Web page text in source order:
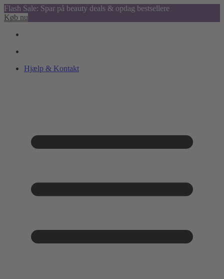
Flash Sale: Spar på beauty deals & opdag bestsellere
Køb nu
Hjælp & Kontakt